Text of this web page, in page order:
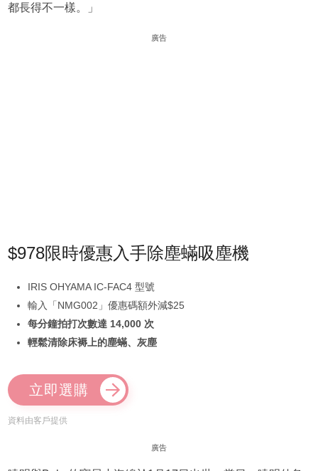
都長得不一樣。」
廣告
$978限時優惠入手除塵蟎吸塵機
IRIS OHYAMA IC-FAC4 型號
輸入「NMG002」優惠碼額外減$25
每分鐘拍打次數達 14,000 次
輕鬆清除床褥上的塵蟎、灰塵
立即選購
資料由客戶提供
廣告